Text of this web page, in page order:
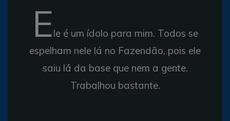
Ele é um ídolo para mim. Todos se
espelham nele lá no Fazendão, pois ele
saiu lá da base que nem a gente.
Trabalhou bastante.